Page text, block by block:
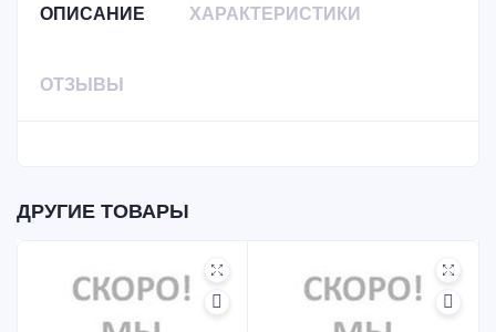
ОПИСАНИЕ ХАРАКТЕРИСТИКИ
ОТЗЫВЫ
ДРУГИЕ ТОВАРЫ